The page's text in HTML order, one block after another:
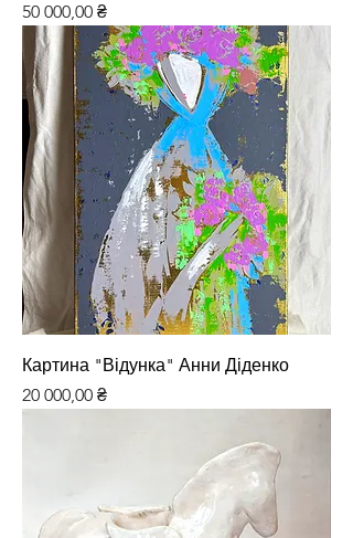
Ціна
50 000,00 ₴
Картина "Відунка" Анни Діденко
Ціна
20 000,00 ₴